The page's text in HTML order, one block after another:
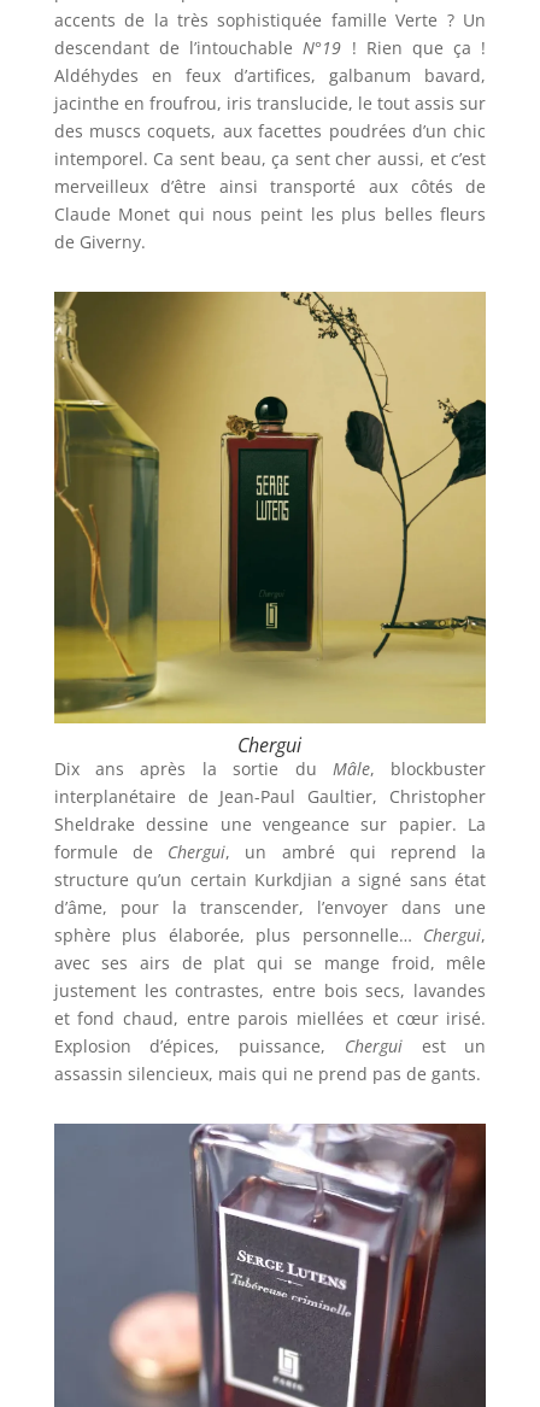
accents de la très sophistiquée famille Verte ? Un
descendant de l’intouchableN°19 ! Rien que ça !
Aldéhydes en feux d’artifices, galbanum bavard,
jacinthe en froufrou, iris translucide, le tout assis sur
des muscs coquets, aux facettes poudrées d’un chic
intemporel. Ca sent beau, ça sent cher aussi, et c’est
merveilleux d’être ainsi transporté aux côtés de
Claude Monet qui nous peint les plus belles fleurs
de Giverny.
Chergui
Dix ans après la sortie du Mâle, blockbuster
interplanétaire de Jean-Paul Gaultier, Christopher
Sheldrake dessine une vengeance sur papier. La
formule de Chergui, un ambré qui reprend la
structure qu’un certain Kurkdjian a signé sans état
d’âme, pour la transcender, l’envoyer dans une
sphère plus élaborée, plus personnelle… Chergui,
avec ses airs de plat qui se mange froid, mêle
justement les contrastes, entre bois secs, lavandes
et fond chaud, entre parois miellées et cœur irisé.
Explosion d’épices, puissance, Cherguiest un
assassin silencieux, mais qui ne prend pas de gants.